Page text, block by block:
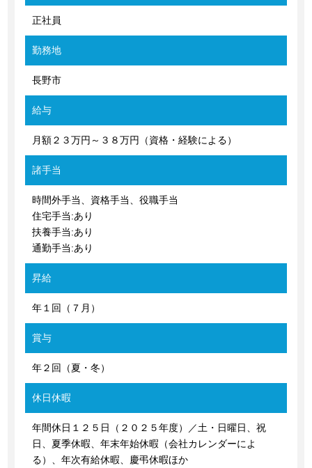
正社員
勤務地
長野市
給与
月額２３万円～３８万円（資格・経験による）
諸手当
時間外手当、資格手当、役職手当
住宅手当:あり
扶養手当:あり
通勤手当:あり
昇給
年１回（７月）
賞与
年２回（夏・冬）
休日休暇
年間休日１２５日（２０２５年度）／土・日曜日、祝
日、夏季休暇、年末年始休暇（会社カレンダーによ
る）、年次有給休暇、慶弔休暇ほか